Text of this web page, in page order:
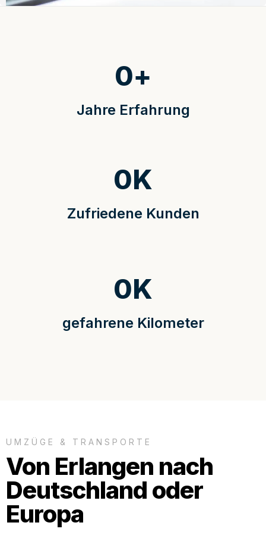
Jahre Erfahrung
0+
Zufriedene Kunden
0K
gefahrene Kilometer
0K
UMZÜGE & TRANSPORTE
Von Erlangen nach
Deutschland oder
Europa